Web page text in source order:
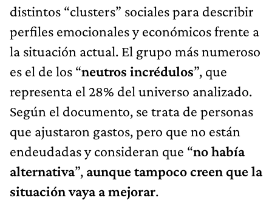
distintos “clusters” sociales para describir
perfiles emocionales y económicos frente a
la situación actual. El grupo más numeroso
es el de los “neutros incrédulos”, que
representa el 28% del universo analizado.
Según el documento, se trata de personas
que ajustaron gastos, pero que no están
endeudadas y consideran que “no había
alternativa”, aunque tampoco creen que la
situación vaya a mejorar.